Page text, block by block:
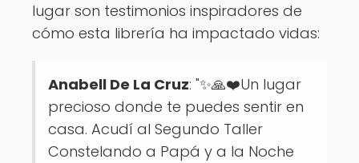
lugar son testimonios inspiradores de
cómo esta librería ha impactado vidas:
Anabell De La Cruz: "✨🙏❤️Un lugar
precioso donde te puedes sentir en
casa. Acudí al Segundo Taller
Constelando a Papá y a la Noche